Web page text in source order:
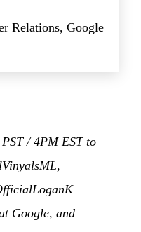
Relations, Google
/ 4PM EST to
Google, and